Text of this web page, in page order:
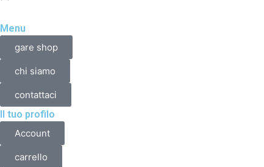
Menu
gare shop
chi siamo
contattaci
Il tuo profilo
Account
carrello